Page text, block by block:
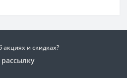
акциях и скидках?